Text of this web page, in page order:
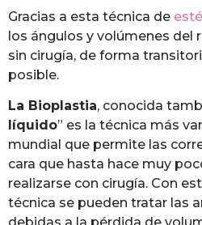
Gracias a esta técnica de
los ángulos y volúmenes del
sin cirugía, de forma
posible.
La Bioplastia, conocida
líquido” es la técnica más
mundial que permite las
cara que hasta hace muy
realizarse con cirugía. Con
técnica se pueden tratar las